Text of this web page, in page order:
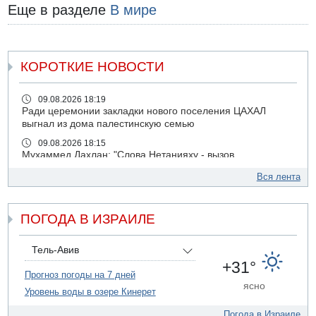
Еще в разделе В мире
КОРОТКИЕ НОВОСТИ
09.08.2026 18:19
Ради церемонии закладки нового поселения ЦАХАЛ
выгнал из дома палестинскую семью
09.08.2026 18:15
Мухаммед Дахлан: "Слова Нетанияху - вызов,
международными посредниками и Советом мира по
"дорожной карте" из 15 пунктов
09.08.2026 17:00
12-летний мальчик утонул в Иордане, упав из лодки
Сирийские службы безопасности сообщили об аресте 9
Вся лента
ПОГОДА В ИЗРАИЛЕ
Тель-Авив
Прогноз погоды на 7 дней
Уровень воды в озере Кинерет
+31°
ясно